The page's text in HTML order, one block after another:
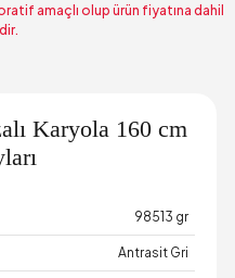
amaçlı olup ürün fiyatına dahil
Karyola 160 cm
98513 gr
Antrasit Gri